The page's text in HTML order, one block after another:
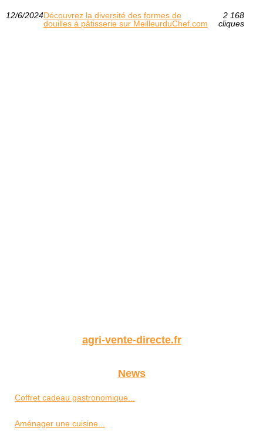
12/6/2024Découvrez la diversité des formes de
douilles à pâtisserie sur MeilleurduChef.com
2 168
cliques
agri-vente-directe.fr
News
Coffret cadeau gastronomique...
Aménager une cuisine...